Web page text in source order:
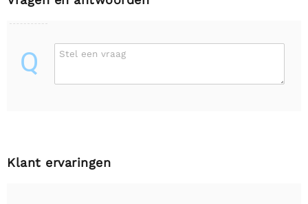
Q Stel een vraag
Klant ervaringen